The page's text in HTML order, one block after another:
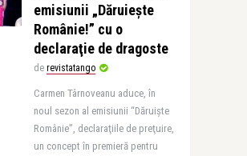
emisiunii „Dăruiește
Românie!” cu o
declaraţie de dragoste
de revistatango
Carmen Târnoveanu aduce, în
noul sezon al emisiunii “Dăruişte
Românie”, declaraţiile de preţuire,
un concept în premieră pentru